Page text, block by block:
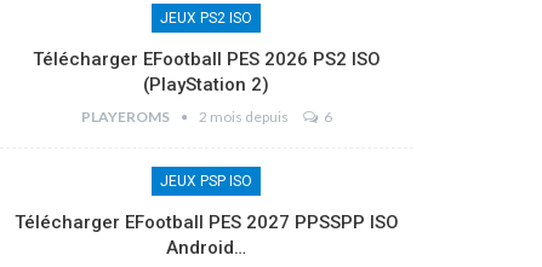
JEUX PS2 ISO
Télécharger EFootball PES 2026 PS2 ISO
(PlayStation 2)
PLAYEROMS 2 mois depuis 6
JEUX PSP ISO
Télécharger EFootball PES 2027 PPSSPP ISO
Android…